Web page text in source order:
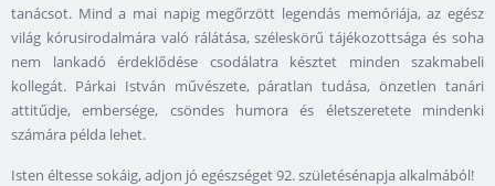
tanácsot. Mind a mai napig megőrzött legendás memóriája, az egész
világ kórusirodalmára való rálátása, széleskörű tájékozottsága és soha
nem lankadó érdeklődése csodálatra késztet minden szakmabeli
kollegát. Párkai István művészete, páratlan tudása, önzetlen tanári
attitűdje, embersége, csöndes humora és életszeretete mindenki
számára példa lehet.
Isten éltesse sokáig, adjon jó egészséget 92. születésénapja alkalmából!